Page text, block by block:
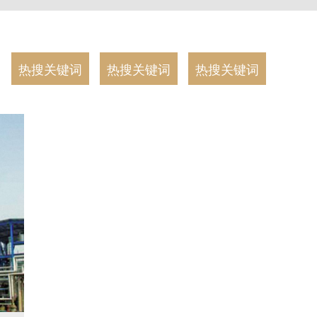
热搜关键词 热搜关键词 热搜关键词